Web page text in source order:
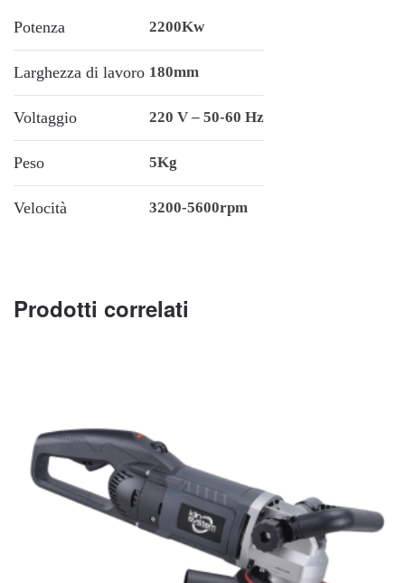
Potenza 2200Kw
Larghezza di lavoro 180mm
Voltaggio 220 V – 50-60 Hz
Peso 5Kg
Velocità 3200-5600rpm
Prodotti correlati